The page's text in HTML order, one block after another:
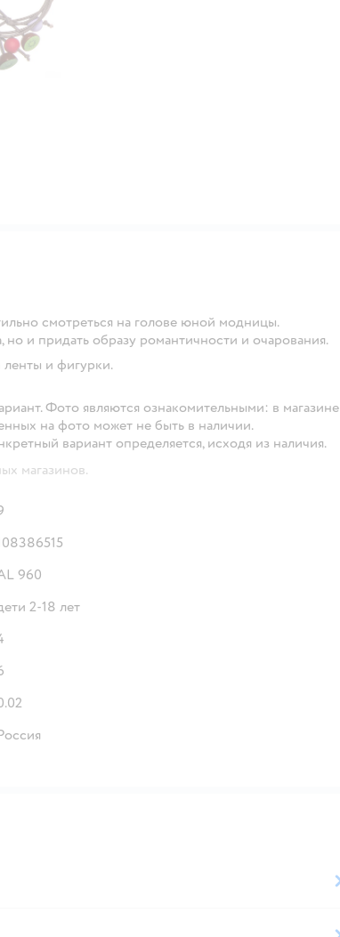
смотреться на голове юной модницы.
и придать образу романтичности и очарования.
и фигурки.
Фото являются ознакомительными: в магазине
на фото может не быть в наличии.
вариант определяется, исходя из наличия.
магазинов.
960
2-18 лет